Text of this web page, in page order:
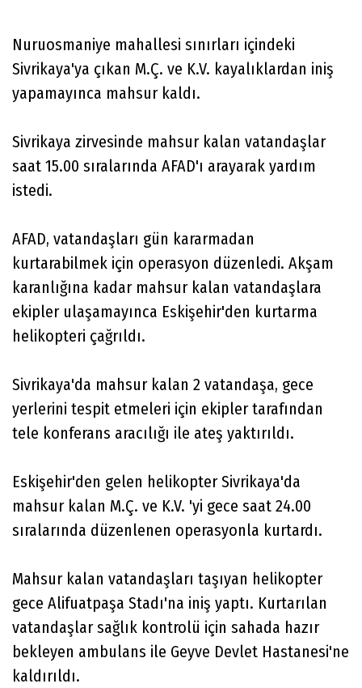
Nuruosmaniye mahallesi sınırları içindeki
Sivrikaya'ya çıkan M.Ç. ve K.V. kayalıklardan iniş
yapamayınca mahsur kaldı.
Sivrikaya zirvesinde mahsur kalan vatandaşlar
saat 15.00 sıralarında AFAD'ı arayarak yardım
istedi.
AFAD, vatandaşları gün kararmadan
kurtarabilmek için operasyon düzenledi. Akşam
karanlığına kadar mahsur kalan vatandaşlara
ekipler ulaşamayınca Eskişehir'den kurtarma
helikopteri çağrıldı.
Sivrikaya'da mahsur kalan 2 vatandaşa, gece
yerlerini tespit etmeleri için ekipler tarafından
tele konferans aracılığı ile ateş yaktırıldı.
Eskişehir'den gelen helikopter Sivrikaya'da
mahsur kalan M.Ç. ve K.V. 'yi gece saat 24.00
sıralarında düzenlenen operasyonla kurtardı.
Mahsur kalan vatandaşları taşıyan helikopter
gece Alifuatpaşa Stadı'na iniş yaptı. Kurtarılan
vatandaşlar sağlık kontrolü için sahada hazır
bekleyen ambulans ile Geyve Devlet Hastanesi'ne
kaldırıldı.